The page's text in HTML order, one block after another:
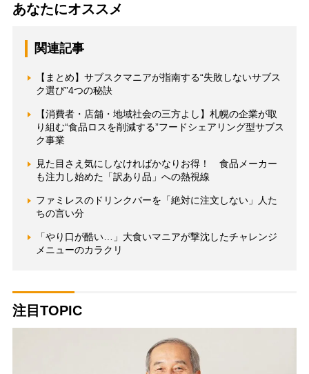
あなたにオススメ
関連記事
【まとめ】サブスクマニアが指南する“失敗しないサブス
ク選び”4つの秘訣
【消費者・店舗・地域社会の三方よし】札幌の企業が取
り組む“食品ロスを削減する”フードシェアリング型サブス
ク事業
見た目さえ気にしなければかなりお得！ 食品メーカー
も注力し始めた「訳あり品」への熱視線
ファミレスのドリンクバーを「絶対に注文しない」人た
ちの言い分
「やり口が酷い…」大食いマニアが撃沈したチャレンジ
メニューのカラクリ
注目TOPIC